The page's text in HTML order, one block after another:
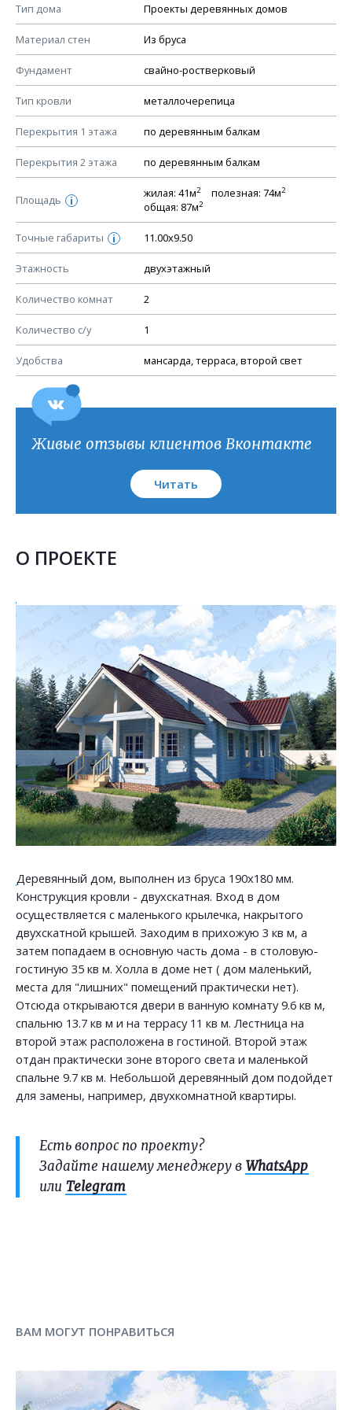
Тип дома Проекты деревянных домов
Материал стен Из бруса
Фундамент свайно-ростверковый
Тип кровли металлочерепица
Перекрытия 1 этажа по деревянным балкам
Перекрытия 2 этажа по деревянным балкам
Площадь i
жилая: 41м2 полезная: 74м2
общая: 87м2
Точные габариты i 11.00х9.50
Этажность двухэтажный
Количество комнат 2
Количество с/у 1
Удобства мансарда, терраса, второй свет
Смотрите советы по выбору материала в нашем
КОНСТРУКТИВНЫЕ РЕШЕНИЯ (КР)
Ведомость рабочих чертежей основного комплекта КР
План фундамента
Устройство фундамента, спецификация материалов
Планы перекрытий этажей, спецификация элементов
Устройство перекрытий
Устройство стен
Спецификация материалов стен
Схема расположения лаг чердака (если есть)
Схема расположения элементов стропил
Спецификация элементов стропил
Устройство стропильной системы
Узлы устройства кровли
План кровли
Живые отзывы клиентов Вконтакте
Читать
О ПРОЕКТЕ
Деревянный дом, выполнен из бруса 190х180 мм.
Конструкция кровли - двухскатная. Вход в дом
осуществляется с маленького крылечка, накрытого
двухскатной крышей. Заходим в прихожую 3 кв м, а
затем попадаем в основную часть дома - в столовую-
гостиную 35 кв м. Холла в доме нет ( дом маленький,
места для "лишних" помещений практически нет).
Отсюда открываются двери в ванную комнату 9.6 кв м,
спальню 13.7 кв м и на террасу 11 кв м. Лестница на
второй этаж расположена в гостиной. Второй этаж
отдан практически зоне второго света и маленькой
спальне 9.7 кв м. Небольшой деревянный дом подойдет
для замены, например, двухкомнатной квартиры.
Есть вопрос по проекту?
Задайте нашему менеджеру в WhatsApp
или Telegram
ВАМ МОГУТ ПОНРАВИТЬСЯ